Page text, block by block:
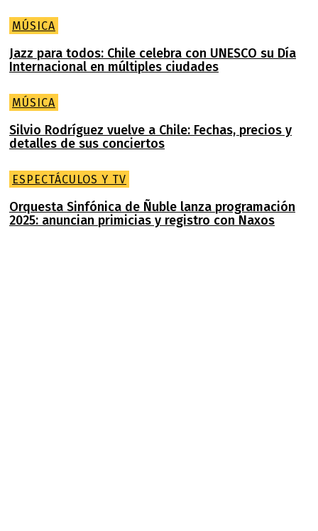
MÚSICA
Jazz para todos: Chile celebra con UNESCO su Día
Internacional en múltiples ciudades
MÚSICA
Silvio Rodríguez vuelve a Chile: Fechas, precios y
detalles de sus conciertos
ESPECTÁCULOS Y TV
Orquesta Sinfónica de Ñuble lanza programación
2025: anuncian primicias y registro con Naxos